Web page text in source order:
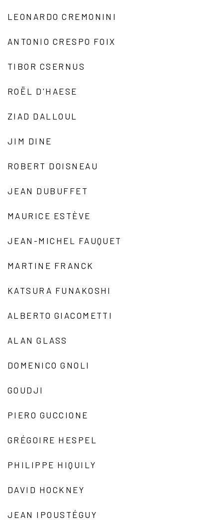
LEONARDO CREMONINI
ANTONIO CRESPO FOIX
TIBOR CSERNUS
ROËL D'HAESE
ZIAD DALLOUL
JIM DINE
ROBERT DOISNEAU
JEAN DUBUFFET
MAURICE ESTÈVE
JEAN-MICHEL FAUQUET
MARTINE FRANCK
KATSURA FUNAKOSHI
ALBERTO GIACOMETTI
ALAN GLASS
DOMENICO GNOLI
GOUDJI
PIERO GUCCIONE
GRÉGOIRE HESPEL
PHILIPPE HIQUILY
DAVID HOCKNEY
JEAN IPOUSTÉGUY